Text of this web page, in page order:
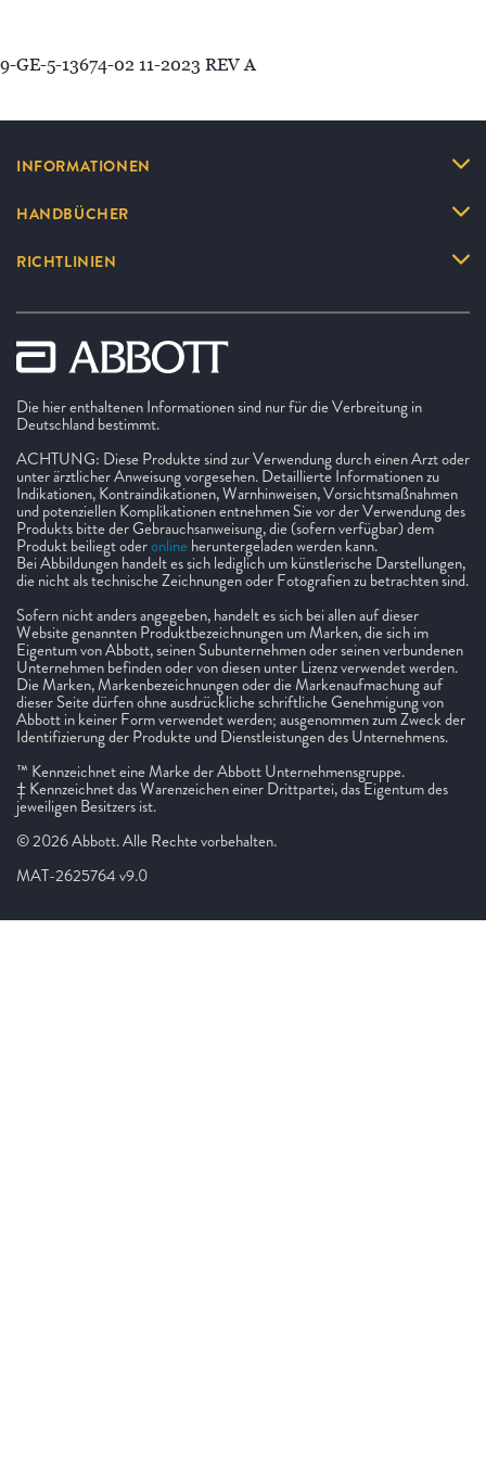
9-GE-5-13674-02 11-2023 REV A
INFORMATIONEN
HANDBÜCHER
RICHTLINIEN
Die hier enthaltenen Informationen sind nur für die Verbreitung in
Deutschland bestimmt.
ACHTUNG: Diese Produkte sind zur Verwendung durch einen Arzt oder
unter ärztlicher Anweisung vorgesehen. Detaillierte Informationen zu
Indikationen, Kontraindikationen, Warnhinweisen, Vorsichtsmaßnahmen
und potenziellen Komplikationen entnehmen Sie vor der Verwendung des
Produkts bitte der Gebrauchsanweisung, die (sofern verfügbar) dem
Produkt beiliegt oderonlineheruntergeladen werden kann.
Bei Abbildungen handelt es sich lediglich um künstlerische Darstellungen,
die nicht als technische Zeichnungen oder Fotografien zu betrachten sind.
Sofern nicht anders angegeben, handelt es sich bei allen auf dieser
Website genannten Produktbezeichnungen um Marken, die sich im
Eigentum von Abbott, seinen Subunternehmen oder seinen verbundenen
Unternehmen befinden oder von diesen unter Lizenz verwendet werden.
Die Marken, Markenbezeichnungen oder die Markenaufmachung auf
dieser Seite dürfen ohne ausdrückliche schriftliche Genehmigung von
Abbott in keiner Form verwendet werden; ausgenommen zum Zweck der
Identifizierung der Produkte und Dienstleistungen des Unternehmens.
™ Kennzeichnet eine Marke der Abbott Unternehmensgruppe.
‡ Kennzeichnet das Warenzeichen einer Drittpartei, das Eigentum des
jeweiligen Besitzers ist.
© 2026 Abbott. Alle Rechte vorbehalten.
MAT-2625764 v9.0